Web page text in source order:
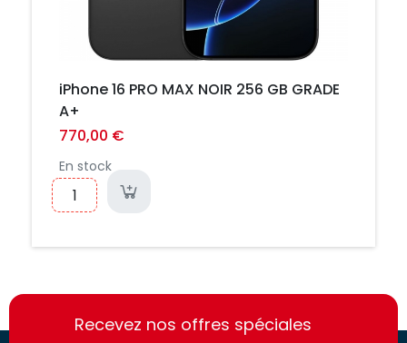
iPhone 16 PRO MAX NOIR 256 GB GRADE
A+
770,00 €
En stock
https://france-
access.fr
https://france-
access.fr
Recevez nos offres spéciales